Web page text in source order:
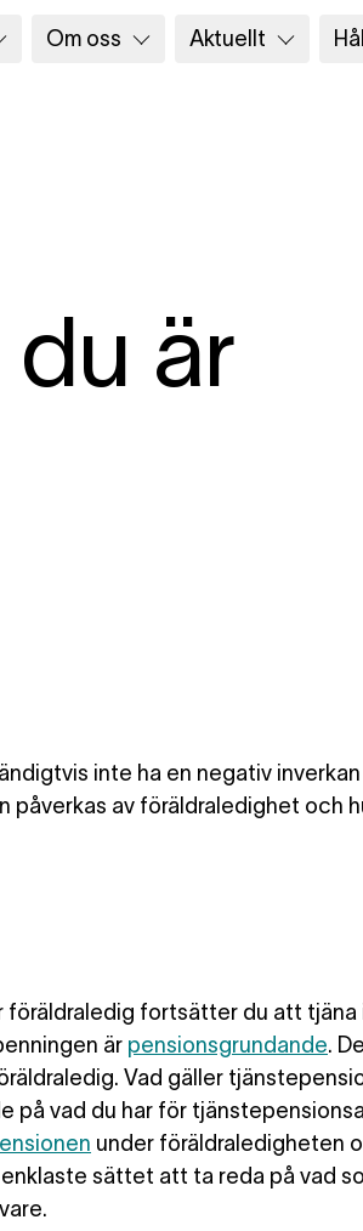
Om oss Aktuellt
är
inte ha en negativ
påverkas av föräldraledighet och
föräldraledig fortsätter du att tjäna
är pensionsgrundande.
Vad gäller
på vad du har för
under föräldraledigheten
enklaste sättet att ta reda på vad